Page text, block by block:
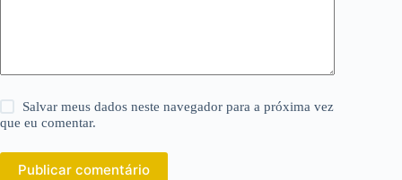
Salvar meus dados neste navegador para a próxima vez
que eu comentar.
Publicar comentário